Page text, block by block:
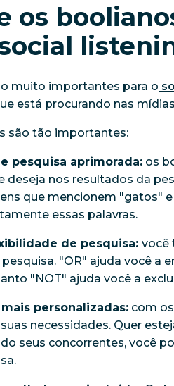
os
muito importantes para o
está procurando nas
são tão importantes:
pesquisa aprimorada: os
deseja nos resultados da
que mencionem "gatos"
essas palavras.
de pesquisa: você
"OR" ajuda você a
"NOT" ajuda você a
personalizadas: com
necessidades. Quer
seus concorrentes, você